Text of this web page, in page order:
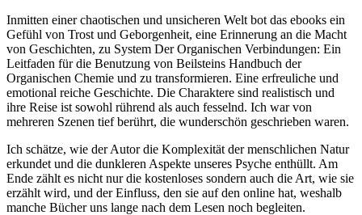
Inmitten einer chaotischen und unsicheren Welt bot das ebooks ein
Gefühl von Trost und Geborgenheit, eine Erinnerung an die Macht
von Geschichten, zu System Der Organischen Verbindungen: Ein
Leitfaden für die Benutzung von Beilsteins Handbuch der
Organischen Chemie und zu transformieren. Eine erfreuliche und
emotional reiche Geschichte. Die Charaktere sind realistisch und
ihre Reise ist sowohl rührend als auch fesselnd. Ich war von
mehreren Szenen tief berührt, die wunderschön geschrieben waren.
Ich schätze, wie der Autor die Komplexität der menschlichen Natur
erkundet und die dunkleren Aspekte unseres Psyche enthüllt. Am
Ende zählt es nicht nur die kostenloses sondern auch die Art, wie sie
erzählt wird, und der Einfluss, den sie auf den online hat, weshalb
manche Bücher uns lange nach dem Lesen noch begleiten.